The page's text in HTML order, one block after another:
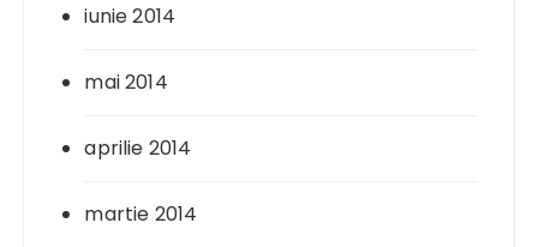
iunie 2014
mai 2014
aprilie 2014
martie 2014